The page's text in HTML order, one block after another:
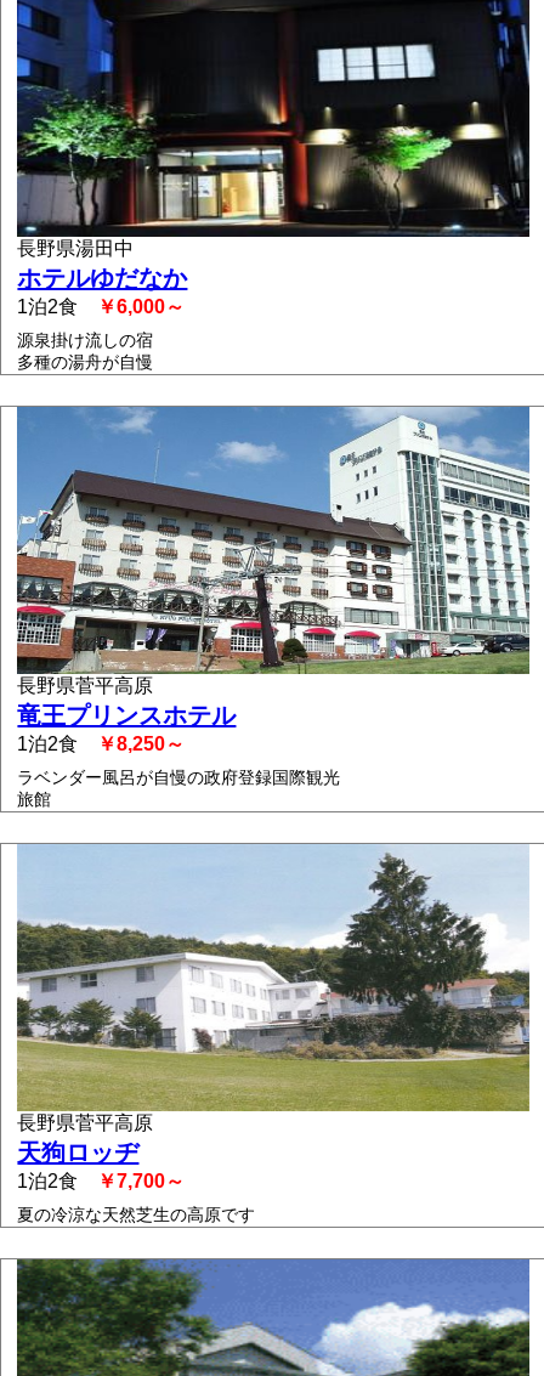
長野県湯田中
ホテルゆだなか
1泊2食 ￥6,000～
源泉掛け流しの宿
多種の湯舟が自慢
長野県菅平高原
竜王プリンスホテル
1泊2食 ￥8,250～
ラベンダー風呂が自慢の政府登録国際観光
旅館
長野県菅平高原
天狗ロッヂ
1泊2食 ￥7,700～
夏の冷涼な天然芝生の高原です